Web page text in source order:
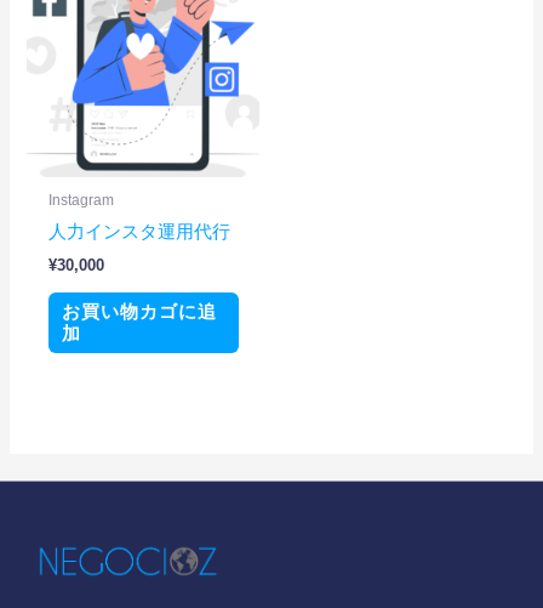
Instagram
人力インスタ運用代行
¥30,000
お買い物カゴに追
加